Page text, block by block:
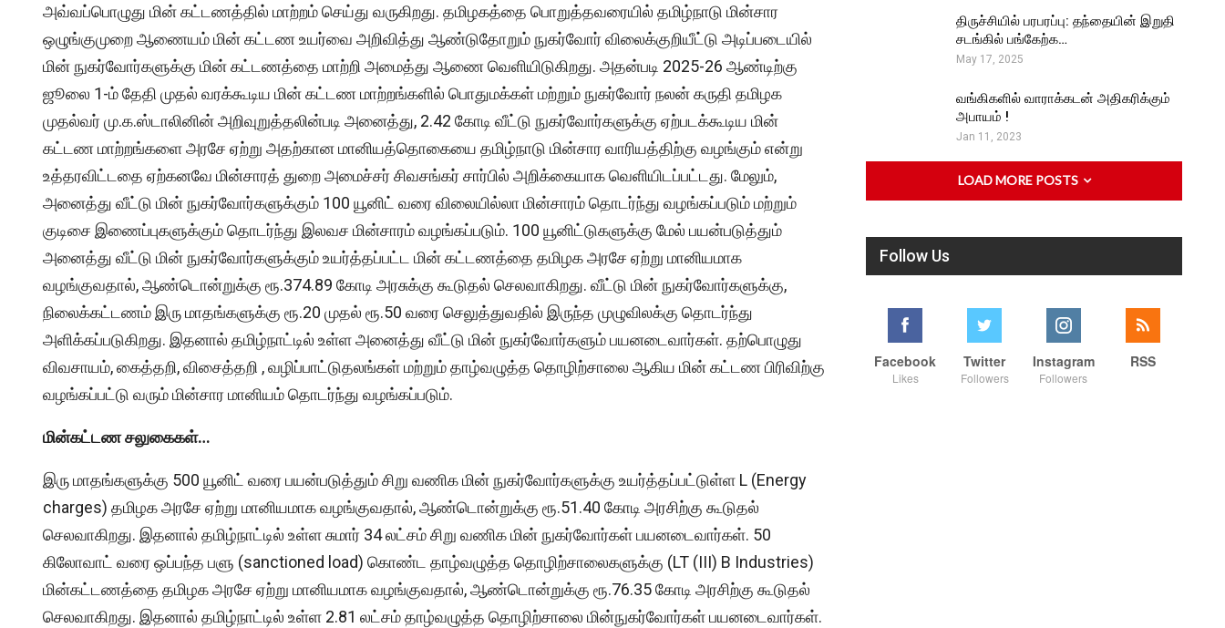
அவ்வப்பொழுது மின் கட்டணத்தில் மாற்றம் செய்து வருகிறது. தமிழகத்தை பொறுத்தவரையில் தமிழ்நாடு மின்சார
ஒழுங்குமுறை ஆணையம் மின் கட்டண உயர்வை அறிவித்து ஆண்டுதோறும் நுகர்வோர் விலைக்குறியீட்டு அடிப்படையில்
மின் நுகர்வோர்களுக்கு மின் கட்டணத்தை மாற்றி அமைத்து ஆணை வெளியிடுகிறது. அதன்படி 2025-26 ஆண்டிற்கு
ஜூலை 1-ம் தேதி முதல் வரக்கூடிய மின் கட்டண மாற்றங்களில் பொதுமக்கள் மற்றும் நுகர்வோர் நலன் கருதி தமிழக
முதல்வர் மு.க.ஸ்டாலினின் அறிவுறுத்தலின்படி அனைத்து, 2.42 கோடி வீட்டு நுகர்வோர்களுக்கு ஏற்படக்கூடிய மின்
கட்டண மாற்றங்களை அரசே ஏற்று அதற்கான மானியத்தொகையை தமிழ்நாடு மின்சார வாரியத்திற்கு வழங்கும் என்று
உத்தரவிட்டதை ஏற்கனவே மின்சாரத் துறை அமைச்சர் சிவசங்கர் சார்பில் அறிக்கையாக வெளியிடப்பட்டது. மேலும்,
அனைத்து வீட்டு மின் நுகர்வோர்களுக்கும் 100 யூனிட் வரை விலையில்லா மின்சாரம் தொடர்ந்து வழங்கப்படும் மற்றும்
குடிசை இணைப்புகளுக்கும் தொடர்ந்து இலவச மின்சாரம் வழங்கப்படும். 100 யூனிட்டுகளுக்கு மேல் பயன்படுத்தும்
அனைத்து வீட்டு மின் நுகர்வோர்களுக்கும் உயர்த்தப்பட்ட மின் கட்டணத்தை தமிழக அரசே ஏற்று மானியமாக
வழங்குவதால், ஆண்டொன்றுக்கு ரூ.374.89 கோடி அரசுக்கு கூடுதல் செலவாகிறது. வீட்டு மின் நுகர்வோர்களுக்கு,
நிலைக்கட்டணம் இரு மாதங்களுக்கு ரூ.20 முதல் ரூ.50 வரை செலுத்துவதில் இருந்த முழுவிலக்கு தொடர்ந்து
அளிக்கப்படுகிறது. இதனால் தமிழ்நாட்டில் உள்ள அனைத்து வீட்டு மின் நுகர்வோர்களும் பயனடைவார்கள். தற்பொழுது
விவசாயம், கைத்தறி, விசைத்தறி , வழிப்பாட்டுதலங்கள் மற்றும் தாழ்வழுத்த தொழிற்சாலை ஆகிய மின் கட்டண பிரிவிற்கு
வழங்கப்பட்டு வரும் மின்சார மானியம் தொடர்ந்து வழங்கப்படும்.
மின்கட்டண சலுகைகள்…
இரு மாதங்களுக்கு 500 யூனிட் வரை பயன்படுத்தும் சிறு வணிக மின் நுகர்வோர்களுக்கு உயர்த்தப்பட்டுள்ள L (Energy
charges) தமிழக அரசே ஏற்று மானியமாக வழங்குவதால், ஆண்டொன்றுக்கு ரூ.51.40 கோடி அரசிற்கு கூடுதல்
செலவாகிறது. இதனால் தமிழ்நாட்டில் உள்ள சுமார் 34 லட்சம் சிறு வணிக மின் நுகர்வோர்கள் பயனடைவார்கள். 50
கிலோவாட் வரை ஒப்பந்த பளு (sanctioned load) கொண்ட தாழ்வழுத்த தொழிற்சாலைகளுக்கு (LT (III) B Industries)
மின்கட்டணத்தை தமிழக அரசே ஏற்று மானியமாக வழங்குவதால், ஆண்டொன்றுக்கு ரூ.76.35 கோடி அரசிற்கு கூடுதல்
செலவாகிறது. இதனால் தமிழ்நாட்டில் உள்ள 2.81 லட்சம் தாழ்வழுத்த தொழிற்சாலை மின்நுகர்வோர்கள் பயனடைவார்கள்.
திருச்சியில் பரபரப்பு: தந்தையின் இறுதி
சடங்கில் பங்கேற்க…
May 17, 2025
வங்கிகளில் வாராக்கடன் அதிகரிக்கும்
அபாயம் !
Jan 11, 2023
LOAD MORE POSTS
Follow Us
Facebook
Likes
Twitter
Followers
Instagram
Followers
RSS